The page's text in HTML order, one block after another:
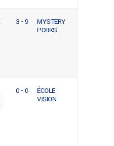
3 - 9
MYSTERY
PORKS
0 - 0
ÉCOLE
VISION